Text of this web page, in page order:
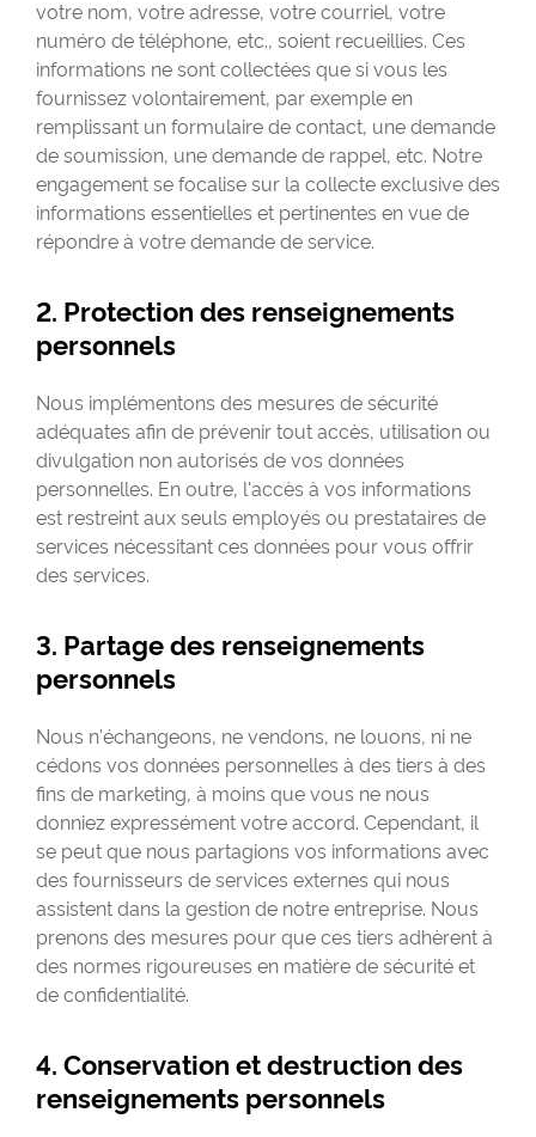
votre nom, votre adresse, votre courriel, votre
numéro de téléphone, etc., soient recueillies. Ces
informations ne sont collectées que si vous les
fournissez volontairement, par exemple en
remplissant un formulaire de contact, une demande
de soumission, une demande de rappel, etc. Notre
engagement se focalise sur la collecte exclusive des
informations essentielles et pertinentes en vue de
répondre à votre demande de service.
2. Protection des renseignements
personnels
Nous implémentons des mesures de sécurité
adéquates afin de prévenir tout accès, utilisation ou
divulgation non autorisés de vos données
personnelles. En outre, l'accès à vos informations
est restreint aux seuls employés ou prestataires de
services nécessitant ces données pour vous offrir
des services.
3. Partage des renseignements
personnels
Nous n'échangeons, ne vendons, ne louons, ni ne
cédons vos données personnelles à des tiers à des
fins de marketing, à moins que vous ne nous
donniez expressément votre accord. Cependant, il
se peut que nous partagions vos informations avec
des fournisseurs de services externes qui nous
assistent dans la gestion de notre entreprise. Nous
prenons des mesures pour que ces tiers adhèrent à
des normes rigoureuses en matière de sécurité et
de confidentialité.
4. Conservation et destruction des
renseignements personnels